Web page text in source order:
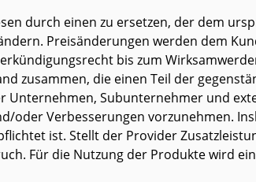
durch einen zu ersetzen, der dem
Preisänderungen werden dem
bis zum
zusammen, die einen Teil der
Unternehmen, Subunternehmer und
oder Verbesserungen vorzunehmen.
ist. Stellt der Provider
Für die Nutzung der Produkte wird